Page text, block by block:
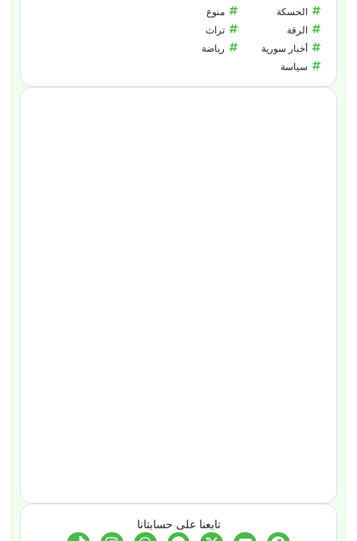
الحسكة
الرقة
أخبار سورية
سياسة
منوع
تراث
رياضة
تابعنا على حسابتانا